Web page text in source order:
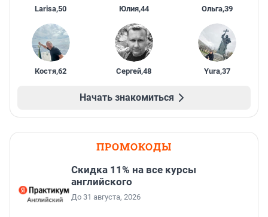
Larisa,50 Юлия,44 Ольга,39
Костя,62 Сергей,48 Yura,37
Начать знакомиться
ПРОМОКОДЫ
Скидка 11% на все курсы
английского
До 31 августа, 2026